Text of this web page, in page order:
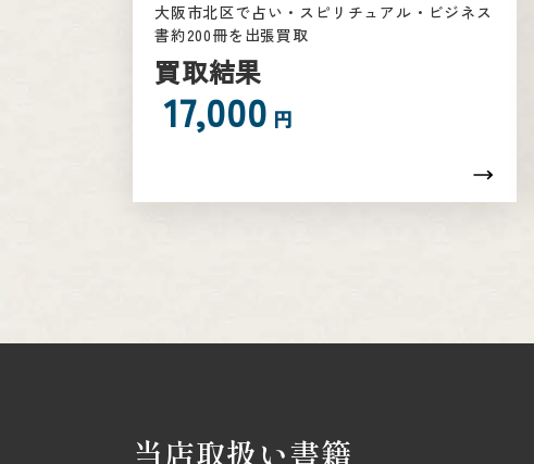
大阪市北区で占い・スピリチュアル・ビジネス
書約200冊を出張買取
買取結果
17,000 円
当店取扱い書籍